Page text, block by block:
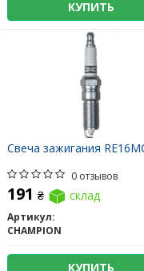
КУПИТЬ
Свеча зажигания
0 отзывов
191 ₴ склад
Артикул:
CHAMPION
КУПИТЬ